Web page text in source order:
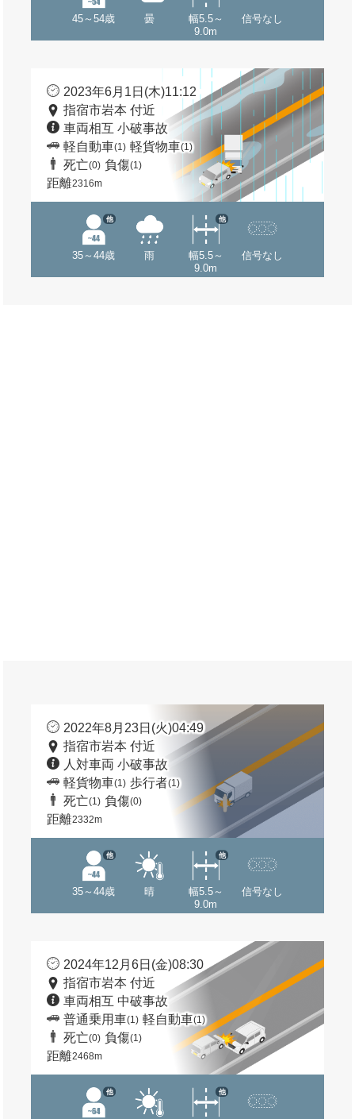
45～54歳 曇
幅5.5～
9.0m
信号なし
2023年6月1日(木)11:12
指宿市岩本 付近
車両相互 小破事故
軽自動車(1) 軽貨物車(1)
死亡(0) 負傷(1)
距離2316m
35～44歳
他
雨
幅5.5～
9.0m
他
信号なし
2022年8月23日(火)04:49
指宿市岩本 付近
人対車両 小破事故
軽貨物車(1) 歩行者(1)
死亡(1) 負傷(0)
距離2332m
35～44歳
他
晴
幅5.5～
9.0m
他
信号なし
2024年12月6日(金)08:30
指宿市岩本 付近
車両相互 中破事故
普通乗用車(1) 軽自動車(1)
死亡(0) 負傷(1)
距離2468m
他 他